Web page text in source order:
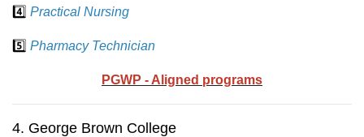
4️⃣ Practical Nursing
5️⃣ Pharmacy Technician
PGWP - Aligned programs
4. George Brown College